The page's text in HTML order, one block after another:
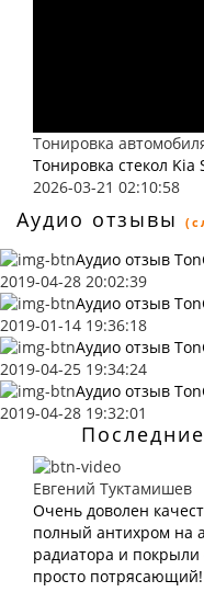
Тонировка
Тонировка стекол Kia
2026-03-21 02:10:58
Аудио отзывы
Аудио отзыв
2019-04-28 20:02:39
Аудио отзыв
2019-01-14 19:36:18
Аудио отзыв
2019-04-25 19:34:24
Аудио отзыв
2019-04-28 19:32:01
Евгений Туктамишев
Очень доволен
полный антихром на
радиатора и покрыли
просто потрясающий!